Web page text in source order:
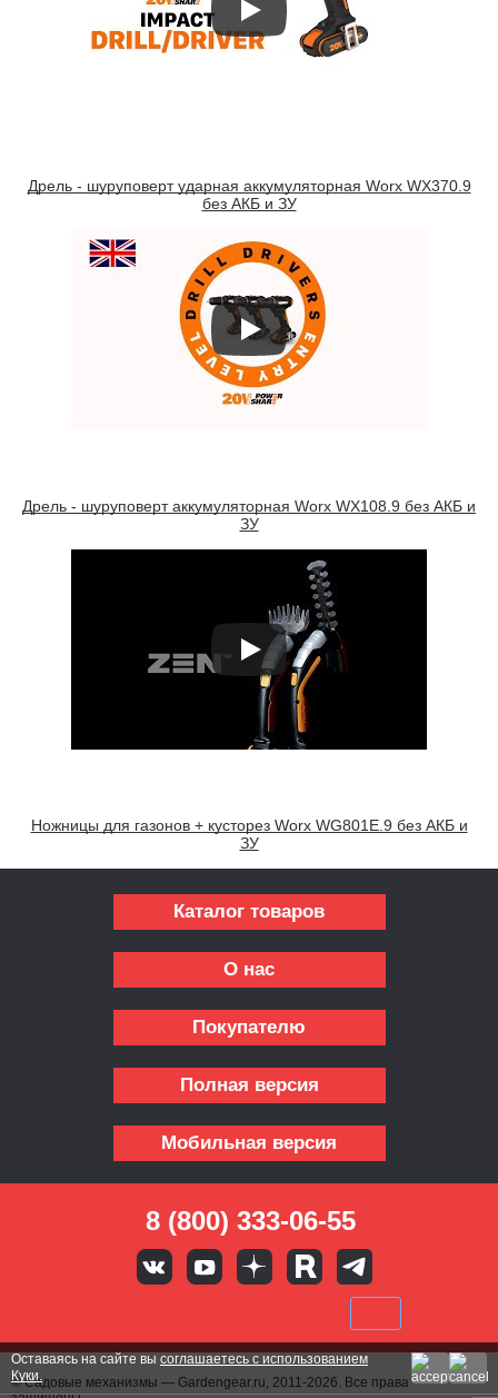
Дрель - шуруповерт ударная аккумуляторная Worx WX370.9
без АКБ и ЗУ
Дрель - шуруповерт аккумуляторная Worx WX108.9 без АКБ и
ЗУ
Ножницы для газонов + кусторез Worx WG801E.9 без АКБ и
ЗУ
Каталог товаров
О нас
Покупателю
Полная версия
Мобильная версия
8 (800) 333-06-55
© Садовые механизмы — Gardengear.ru, 2011-2026. Все права
Оставаясь на сайте вы соглашаетесь с использованием
Куки.